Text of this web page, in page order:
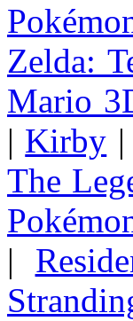
Zelda:
Mario
| Kirby |
The
|